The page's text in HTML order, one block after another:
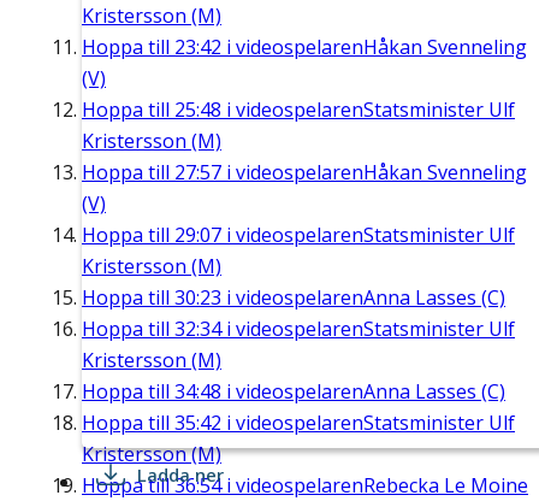
Kristersson (M)
Hoppa till 23:42 i videospelarenHåkan Svenneling
(V)
Hoppa till 25:48 i videospelarenStatsminister Ulf
Kristersson (M)
Hoppa till 27:57 i videospelarenHåkan Svenneling
(V)
Hoppa till 29:07 i videospelarenStatsminister Ulf
Kristersson (M)
Hoppa till 30:23 i videospelarenAnna Lasses (C)
Hoppa till 32:34i videospelarenStatsminister Ulf
Kristersson (M)
Hoppa till 34:48 i videospelarenAnna Lasses (C)
Hoppa till 35:42 i videospelarenStatsminister Ulf
Kristersson (M)
Hoppa till36:54i videospelarenRebecka Le Moine
Ladda ner